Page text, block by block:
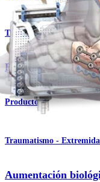
Traumatismo -
BoneSync™ Bone
Producto
Traumatismo -
Aumentación